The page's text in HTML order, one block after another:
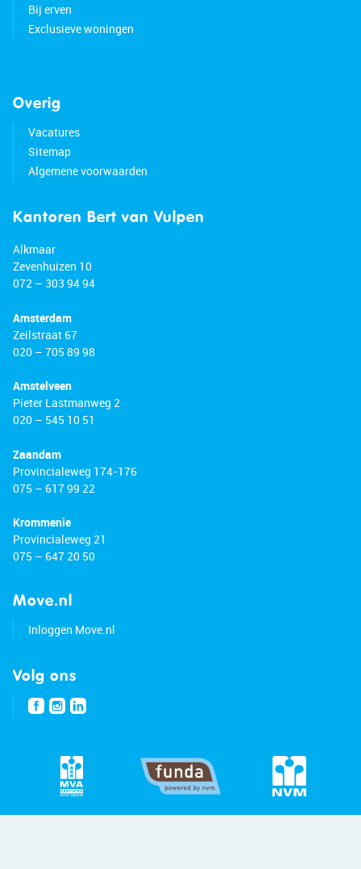
Bij erven
Exclusieve woningen
Overig
Vacatures
Sitemap
Algemene voorwaarden
Kantoren Bert van Vulpen
Alkmaar
Zevenhuizen 10
072 – 303 94 94
Amsterdam
Zeilstraat 67
020 – 705 89 98
Amstelveen
Pieter Lastmanweg 2
020 – 545 10 51
Zaandam
Provincialeweg 174-176
075 – 617 99 22
Krommenie
Provincialeweg 21
075 – 647 20 50
Move.nl
Inloggen Move.nl
Volg ons